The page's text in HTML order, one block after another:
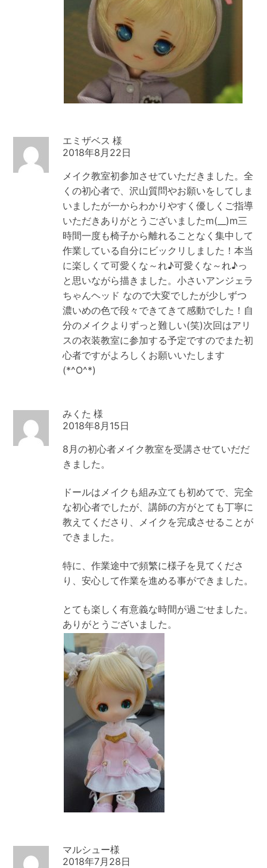
エミザベス
2018年8月22日
メイク教室初参加させていただきました。全
くの初心者で、沢山質問やお願いをしてしま
いましたが一からわかりやすく優しくご指導
いただきありがとうございましたm(__)m三
時間一度も椅子から離れることなく集中して
作業している自分にビックリしました！本当
に楽しくて可愛くな～れ♪可愛くな～れ♪っ
と思いながら描きました。小さいアンジェラ
ちゃんヘッド なので大変でしたが少しずつ
濃いめの色で段々できてきて感動でした！自
分のメイクよりずっと難しい(笑)次回はアリ
スの衣装教室に参加する予定ですのでまた初
心者ですがよろしくお願いいたします
(*^O^*)
みくた
2018年8月15日
8月の初心者メイク教室を受講させていだだ
きました。
ドールはメイクも組み立ても初めてで、完全
な初心者でしたが、講師の方がとても丁寧に
教えてくださり、メイクを完成させることが
できました。
特に、作業途中で頻繁に様子を見てくださ
り、安心して作業を進める事ができました。
とても楽しく有意義な時間が過ごせました。
ありがとうございました。
マルシュー
2018年7月28日